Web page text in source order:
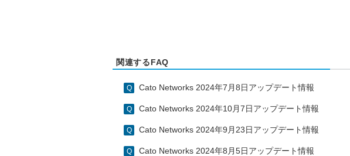
関連するFAQ
Cato Networks 2024年7月8日アップデート情報
Cato Networks 2024年10月7日アップデート情報
Cato Networks 2024年9月23日アップデート情報
Cato Networks 2024年8月5日アップデート情報